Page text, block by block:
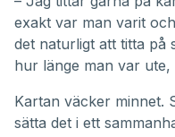
exakt var man varit
det naturligt att titta på
hur länge man var
Kartan väcker minnet.
sätta det i ett